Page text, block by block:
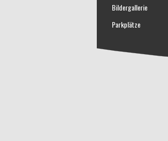
Bildergallerie
Parkplätze